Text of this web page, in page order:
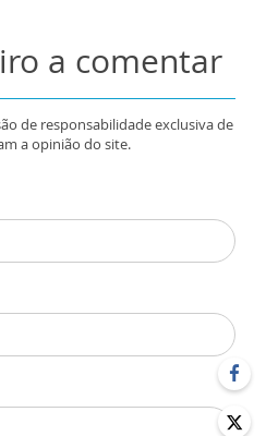
a comentar
de responsabilidade exclusiva de
a opinião do site.